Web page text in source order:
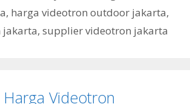
, harga videotron outdoor jakarta,
jakarta, supplier videotron jakarta
Harga Videotron